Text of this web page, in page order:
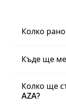
Колко
Къде ще ме
Колко ще
AZA?